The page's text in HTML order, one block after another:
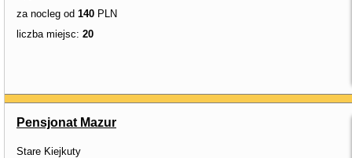
za nocleg od 140 PLN
liczba miejsc: 20
Pensjonat Mazur
Stare Kiejkuty